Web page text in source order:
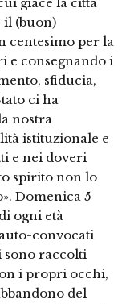
giace la città
il (buon)
centesimo per la
e consegnando i
sfiducia,
ci ha
nostra
istituzionale e
e nei doveri
spirito non lo
Domenica 5
ogni età
convocati
sono raccolti
i propri occhi,
del